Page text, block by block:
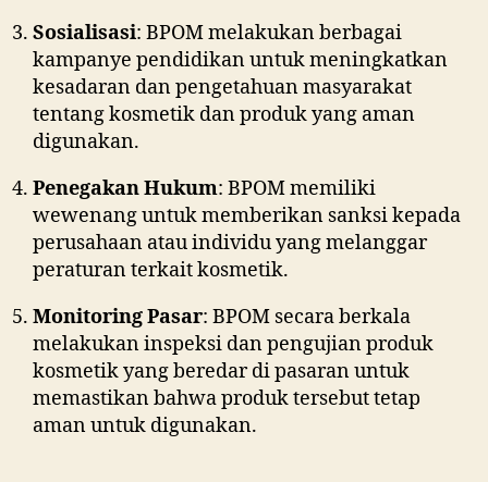
Sosialisasi: BPOM melakukan berbagai
kampanye pendidikan untuk meningkatkan
kesadaran dan pengetahuan masyarakat
tentang kosmetik dan produk yang aman
digunakan.
Penegakan Hukum: BPOM memiliki
wewenang untuk memberikan sanksi kepada
perusahaan atau individu yang melanggar
peraturan terkait kosmetik.
Monitoring Pasar: BPOM secara berkala
melakukan inspeksi dan pengujian produk
kosmetik yang beredar di pasaran untuk
memastikan bahwa produk tersebut tetap
aman untuk digunakan.